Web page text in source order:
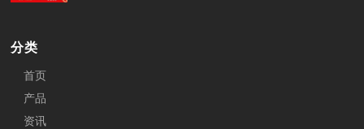
分类
首页
产品
资讯